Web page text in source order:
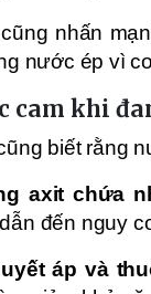
nhấn
nước ép vì
cam khi
biết rằng
axit chứa
đến nguy
áp và